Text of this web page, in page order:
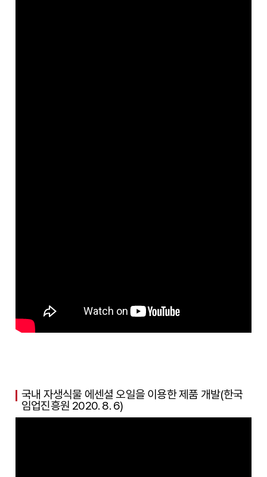
국내 자생식물 에센셜 오일을 이용한 제품 개발(한국
임업진흥원 2020. 8. 6)